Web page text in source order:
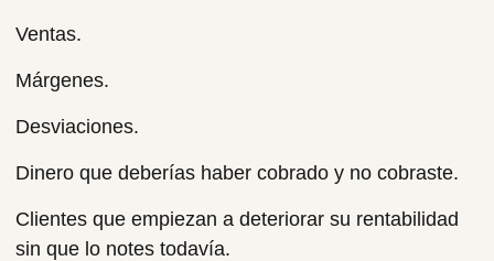
Ventas.
Márgenes.
Desviaciones.
Dinero que deberías haber cobrado y no cobraste.
Clientes que empiezan a deteriorar su rentabilidad
sin que lo notes todavía.